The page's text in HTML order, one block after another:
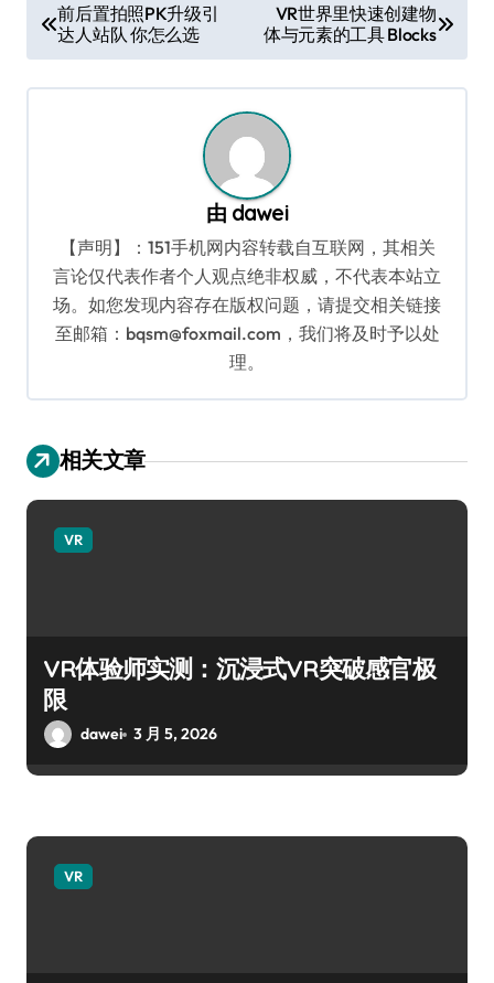
章
导
前后置拍照PK升级引
达人站队 你怎么选
VR世界里快速创建物
体与元素的工具 Blocks
由 dawei
【声明】：151手机网内容转载自互联网，其相关
言论仅代表作者个人观点绝非权威，不代表本站立
场。如您发现内容存在版权问题，请提交相关链接
至邮箱：bqsm@foxmail.com，我们将及时予以处
理。
相关文章
VR
VR体验师实测：沉浸式VR突破感官极
限
dawei 3 月 5, 2026
VR